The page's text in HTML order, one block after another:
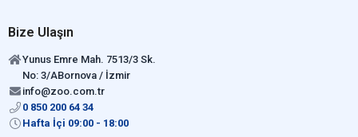
Bize Ulaşın
Yunus Emre Mah. 7513/3 Sk.
No: 3/ABornova / İzmir
info@zoo.com.tr
0 850 200 64 34
Hafta İçi 09:00 - 18:00